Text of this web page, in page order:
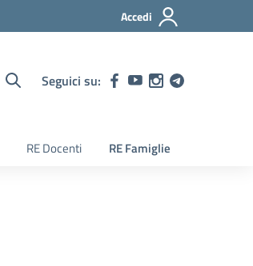
Accedi
Seguici su:
RE Docenti RE Famiglie